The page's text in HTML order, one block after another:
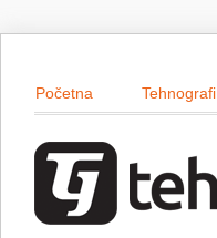
Početna Tehnografi